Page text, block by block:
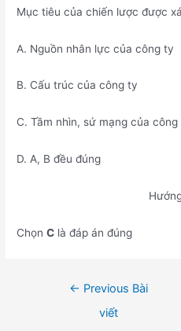
Mục tiêu của chiến lược được
A. Nguồn nhân lực của công ty
B. Cấu trúc của công ty
C. Tầm nhìn, sứ mạng của công
D. A, B đều đúng
ChọnC là đáp án đúng
← Previous Bài
viết